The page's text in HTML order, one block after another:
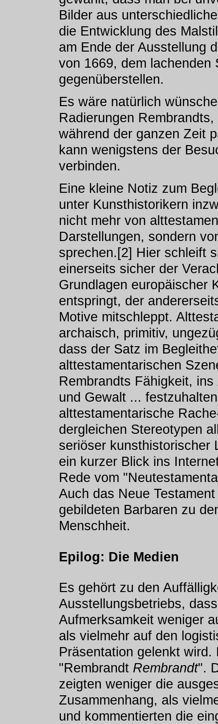
Bilder aus
die Entwicklung des
am Ende der Ausstellung
von 1669, dem lachenden
gegenüberstellen.
Es wäre natürlich
Radierungen
während der ganzen Zeit
kann wenigstens der
verbinden.
Eine kleine Notiz zum
unter Kunsthistorikern
nicht mehr von
Darstellungen, sondern
sprechen.[2] Hier schleift
einerseits sicher der
Grundlagen europäischer
entspringt, der
Motive mitschleppt.
archaisch, primitiv,
dass der Satz im
alttestamentarischen
Rembrandts Fähigkeit,
und Gewalt ...
alttestamentarische
dergleichen Stereotypen
seriöser kunsthistorischer
ein kurzer Blick ins
Rede vom
Auch das Neue
gebildeten Barbaren zu
Menschheit.
Epilog: Die Medien
Es gehört zu den
Ausstellungsbetriebs,
Aufmerksamkeit weniger
als vielmehr auf den
Präsentation gelenkt
"Rembrandt Rembrandt".
zeigten weniger die
Zusammenhang, als
und kommentierten die